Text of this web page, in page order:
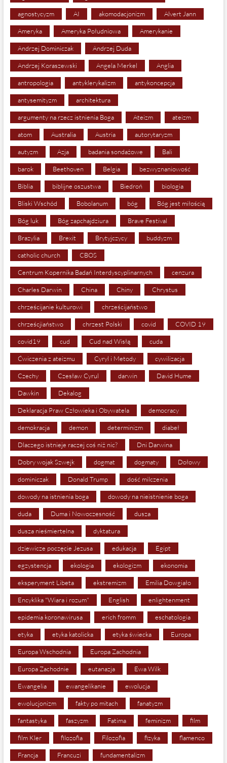
agnostycyzm AI akomodacjonizm Alvert Jann
Ameryka Ameryka Południowa Amerykanie
Andrzej Dominiczak Andrzej Duda
Andrzej Koraszewski Angela Merkel Anglia
antropologia antyklerykalizm antykoncepcja
antysemityzm architektura
argumenty na rzecz istnienia Boga Ateizm ateizm
atom Australia Austria autorytaryzm
autyzm Azja badania sondażowe Bali
barok Beethoven Belgia bezwyznaniowość
Biblia biblijne oszustwa Biedroń biologia
Bliski Wschód Bobolanum bóg Bóg jest miłością
Bóg luk Bóg zapchajdziura Brave Festival
Brazylia Brexit Brytyjczycy buddyzm
catholic church CBOS
Centrum Kopernika Badań Interdyscyplinarnych cenzura
Charles Darwin China Chiny Chrystus
chrześcijanie kulturowi chrześcijaństwo
chrześcjiaństwo chrzest Polski covid COVID 19
covid19 cud Cud nad Wisłą cuda
Ćwiczenia z ateizmu Cyryl i Metody cywilizacja
Czechy Czesław Cyrul darwin David Hume
Dawkin Dekalog
Deklaracja Praw Człowieka i Obywatela democracy
demokracja demon determinizm diabeł
Dlaczego istnieje raczej coś niż nic? Dni Darwina
Dobry wojak Szwejk dogmat dogmaty Dołowy
dominiczak Donald Trump dość milczenia
dowody na istnienia boga dowody na nieistnienie boga
duda Duma i Nowoczesność dusza
dusza nieśmiertelna dyktatura
dziewicze poczęcie Jezusa edukacja Egipt
egzystencja ekologia ekologizm ekonomia
eksperyment Libeta ekstremizm Emilia Dowgiało
Encyklika "Wiara i rozum" English enlightenment
epidemia koronawirusa erich fromm eschatologia
etyka etyka katolicka etyka świecka Europa
Europa Wschodnia Europa Zachodnia
Europa Zachodnie eutanazja Ewa Wilk
Ewangelia ewangelikanie ewolucja
ewolucjonizm fakty po mitach fanatyzm
fantastyka faszyzm Fatima feminizm film
film Kler filozofia Filozofia fizyka flamenco
Francja Francuzi fundamentalizm